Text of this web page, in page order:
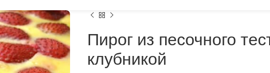
Пирог из песочного
клубникой